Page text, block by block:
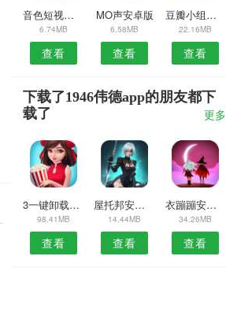
音色短视频安卓版
6.74MB
查看
MO声安卓版
6.58MB
查看
豆瓣小组安卓版
22.16MB
查看
下载了1946伟德app的朋友都下
载了
更多
3一键卸载大师
98.41MB
查看
屋托邦安卓版
14.44MB
查看
衣蹦蹦安卓版
34.26MB
查看